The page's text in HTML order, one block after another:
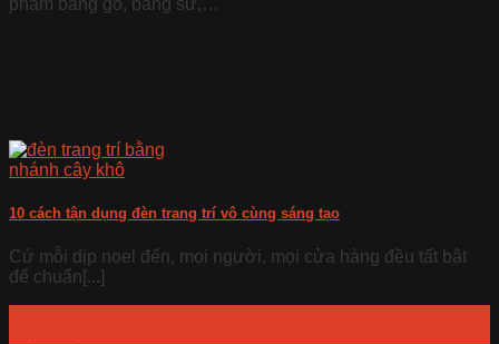
phẩm bằng gỗ, bằng sứ,…
10 cách tận dụng đèn trang trí vô cùng sáng tạo
Cứ mỗi dịp noel đến, mọi người, mọi cửa hàng đều tất bật
để chuẩn[...]